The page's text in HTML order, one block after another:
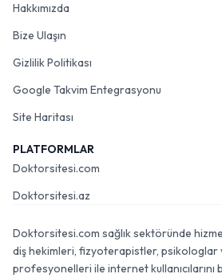
Hakkımızda
Bize Ulaşın
Gizlilik Politikası
Google Takvim Entegrasyonu
Site Haritası
PLATFORMLAR
Doktorsitesi.com
Doktorsitesi.az
Doktorsitesi.com sağlık sektöründe
diş hekimleri, fizyoterapistler, psikologlar
profesyonelleri ile internet kullanıcılarını